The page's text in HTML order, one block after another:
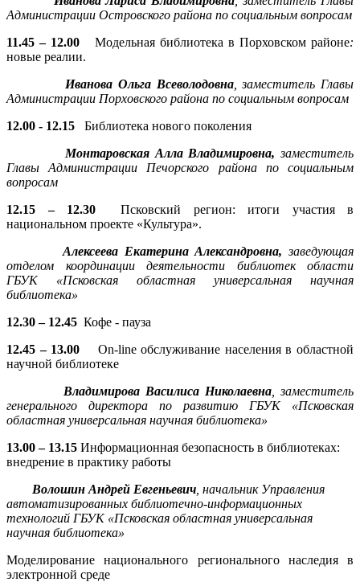
Администрации Островского района по социальным вопросам
11.45 – 12.00 Модельная библиотека в Порховском районе:
новые реалии.
Иванова Ольга Всеволодовна, заместитель Главы
Администрации Порховского района по социальным вопросам
12.00 - 12.15 Библиотека нового поколения
Монтаровская Алла Владимировна, заместитель
Главы
Администрации Печорского района по социальным
вопросам
12.15 – 12.30 Псковский регион: итоги участия в
национальном проекте «Культура».
Алексеева Екатерина Александровна,заведующая
отделом координации деятельности библиотек области
ГБУК «Псковская областная универсальная научная
библиотека»
12.30 – 12.45 Кофе - пауза
12.45 – 13.00
On-line обслуживание населения в областной
научной библиотеке
Владимирова Василиса Николаевна, заместитель
генерального директора по развитию ГБУК «Псковская
областная универсальная научная библиотека»
13.00 – 13.15 Информационная безопасность в библиотеках:
внедрение в практику работы
Волошин Андрей Евгеньевич , начальник Управления
автоматизированных библиотечно-информационных
технологий ГБУК «Псковская областная универсальная
научная библиотека»
Моделирование национального регионального наследия в
электронной среде